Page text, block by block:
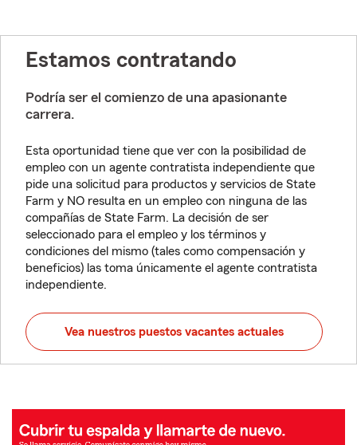
Estamos contratando
Podría ser el comienzo de una apasionante
carrera.
Esta oportunidad tiene que ver con la posibilidad de
empleo con un agente contratista independiente que
pide una solicitud para productos y servicios de State
Farm y NO resulta en un empleo con ninguna de las
compañías de State Farm. La decisión de ser
seleccionado para el empleo y los términos y
condiciones del mismo (tales como compensación y
beneficios) las toma únicamente el agente contratista
independiente.
Vea nuestros puestos vacantes actuales